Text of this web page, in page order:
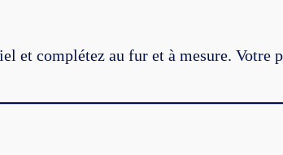
et complétez au fur et à mesure. Votre